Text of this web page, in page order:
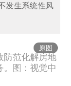
发生系统性风
原图
防范化解房地
。图：视觉中